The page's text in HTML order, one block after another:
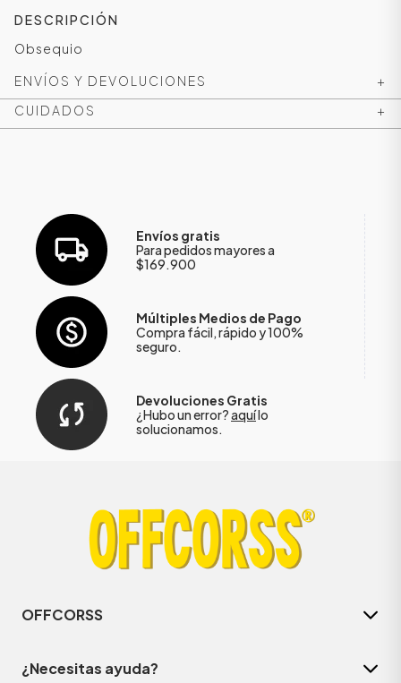
DESCRIPCIÓN
Obsequio
ENVÍOS Y DEVOLUCIONES
+
CUIDADOS
+
Envíos gratis
Para pedidos mayores a
$169.900
Múltiples Medios de Pago
Compra fácil, rápido y 100%
seguro.
Devoluciones Gratis
¿Hubo un error?aquílo
solucionamos.
OFFCORSS
¿Necesitas ayuda?